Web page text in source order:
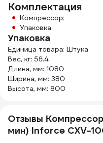
Комплектация
Компрессор;
Упаковка.
Упаковка
Единица товара: Штука
Вес, кг: 56.4
Длина, мм: 1080
Ширина, мм: 380
Высота, мм: 800
Отзывы
мин) Inforce CXV-